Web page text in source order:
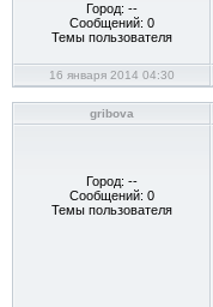
Город: --
Сообщений: 0
Темы пользователя
16 января 2014 04:30
gribova
Город: --
Сообщений: 0
Темы пользователя